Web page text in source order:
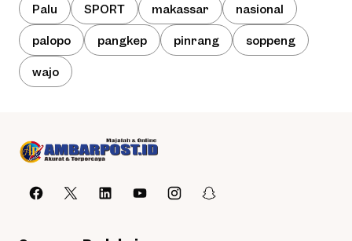
Palu SPORT makassar nasional
palopo pangkep pinrang soppeng
wajo